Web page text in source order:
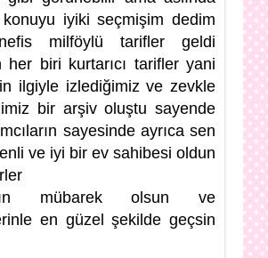
iyiki seçmişim dedim
milföylü tarifler geldi
her biri kurtarıcı tarifler yani
ilgiyle izlediğimiz ve zevkle
bir arşiv oluştu sayende
sayesinde ayrıca sen
ve iyi bir ev sahibesi oldun
mübarek olsun ve
en güzel şekilde geçsin